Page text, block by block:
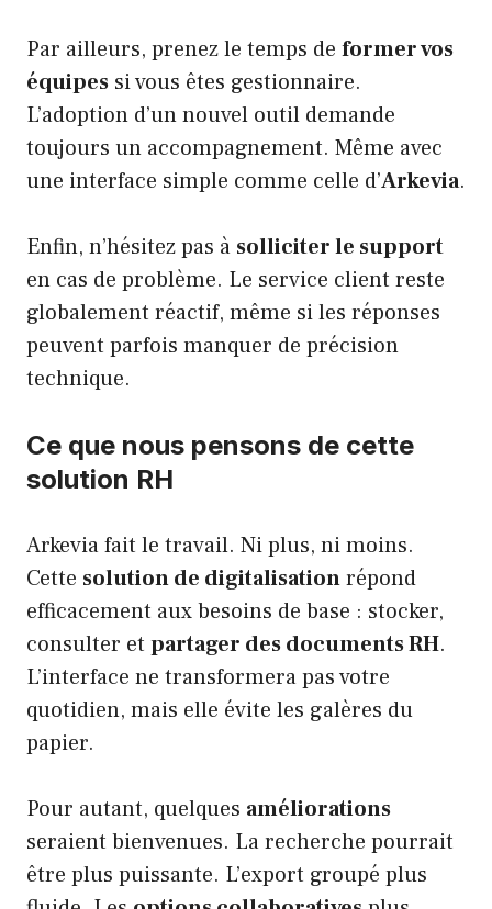
Par ailleurs, prenez le temps de former vos
équipes si vous êtes gestionnaire.
L’adoption d’un nouvel outil demande
toujours un accompagnement. Même avec
une interface simple comme celle d’Arkevia.
Enfin, n’hésitez pas à solliciter le support
en cas de problème. Le service client reste
globalement réactif, même si les réponses
peuvent parfois manquer de précision
technique.
Ce que nous pensons de cette
solution RH
Arkevia fait le travail. Ni plus, ni moins.
Cette solution de digitalisationrépond
efficacement aux besoins de base : stocker,
consulter et partager des documents RH.
L’interface ne transformera pas votre
quotidien, mais elle évite les galères du
papier.
Pour autant, quelques améliorations
seraient bienvenues. La recherche pourrait
être plus puissante. L’export groupé plus